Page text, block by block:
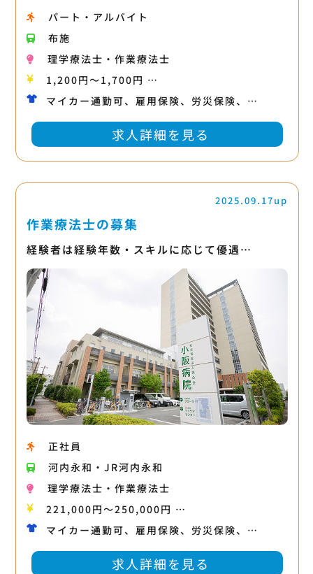
パート・アルバイト
布施
理学療法士・作業療法士
1,200円〜1,700円 …
マイカー通勤可、雇用保険、労災保険、…
求人詳細を見る
2025.09.17up
作業療法士の募集
経験者は経験年数・スキルに応じて優遇…
正社員
河内永和・JR河内永和
理学療法士・作業療法士
221,000円〜250,000円 …
マイカー通勤可、雇用保険、労災保険、…
求人詳細を見る